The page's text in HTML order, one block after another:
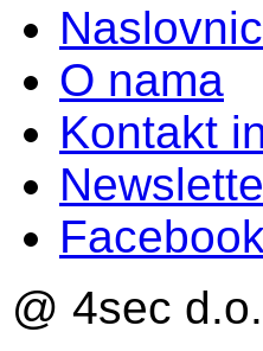
O nama
Kontakt
Facebook
@ 4sec